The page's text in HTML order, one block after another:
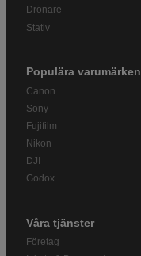
Drönare
Stativ
Populära varumärken
Canon
Sony
Fujifilm
Nikon
DJI
Godox
Våra tjänster
Företag